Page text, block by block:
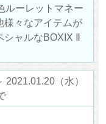
ルーレットマネー
様々なアイテムが
シャルなBOXⅨ Ⅱ
（水）